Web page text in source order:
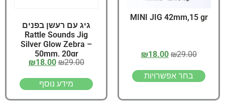
MINI JIG 42mm,15 gr
₪29.00
₪18.00
בחר אפשרויות
גיג עם רעשן בפנים
Rattle Sounds Jig
Silver Glow Zebra –
50mm, 20gr
₪29.00
₪18.00
מידע נוסף